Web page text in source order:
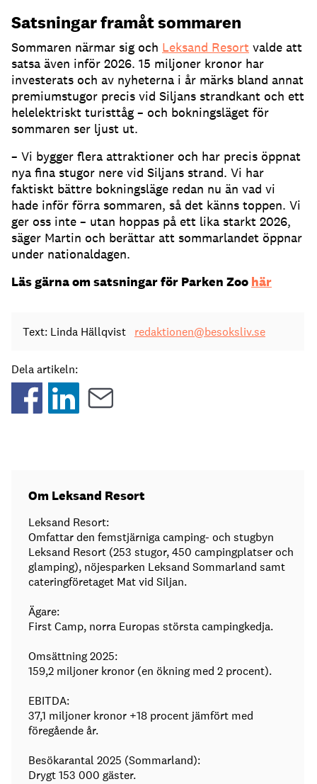
Satsningar framåt sommaren
Sommaren närmar sig och Leksand Resort valde att
satsa även inför 2026. 15 miljoner kronor har
investerats och av nyheterna i år märks bland annat
premiumstugor precis vid Siljans strandkant och ett
helelektriskt turisttåg – och bokningsläget för
sommaren ser ljust ut.
– Vi bygger flera attraktioner och har precis öppnat
nya fina stugor nere vid Siljans strand. Vi har
faktiskt bättre bokningsläge redan nu än vad vi
hade inför förra sommaren, så det känns toppen. Vi
ger oss inte – utan hoppas på ett lika starkt 2026,
säger Martin och berättar att sommarlandet öppnar
under nationaldagen.
Läs gärna om satsningar för Parken Zoo här
Text: Linda Hällqvist redaktionen@besoksliv.se
Dela artikeln:
Om Leksand Resort
Leksand Resort:
Omfattar den femstjärniga camping- och stugbyn
Leksand Resort (253 stugor, 450 campingplatser och
glamping), nöjesparken Leksand Sommarland samt
cateringföretaget Mat vid Siljan.
Ägare:
First Camp, norra Europas största campingkedja.
Omsättning 2025:
159,2 miljoner kronor (en ökning med 2 procent).
EBITDA:
37,1 miljoner kronor +18 procent jämfört med
föregående år.
Besökarantal 2025 (Sommarland):
Drygt 153 000 gäster.